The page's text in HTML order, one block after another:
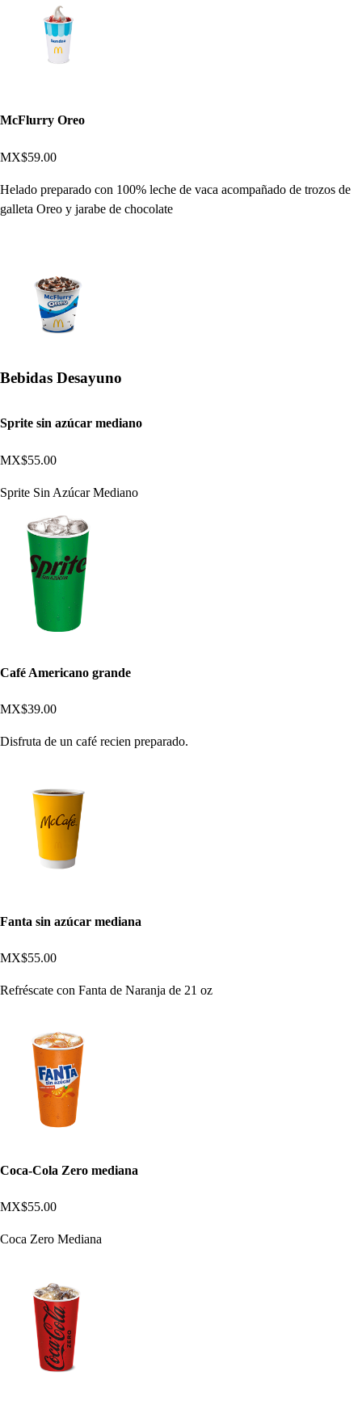
McFlurry Oreo
MX$59.00
Helado preparado con 100% leche de vaca acompañado de trozos de
galleta Oreo y jarabe de chocolate
Bebidas Desayuno
Sprite sin azúcar mediano
MX$55.00
Sprite Sin Azúcar Mediano
Café Americano grande
MX$39.00
Disfruta de un café recien preparado.
Fanta sin azúcar mediana
MX$55.00
Refréscate con Fanta de Naranja de 21 oz
Coca-Cola Zero mediana
MX$55.00
Coca Zero Mediana